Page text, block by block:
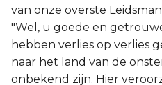
van onze overste
"Wel, u goede en
hebben verlies op verlies
naar het land van de
onbekend zijn. Hier